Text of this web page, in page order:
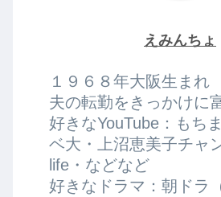
えみんちょ
１９６８年大阪生まれ
夫の転勤をきっかけに
好きなYouTube：もち
ベ大・上沼恵美子チャ
life・などなど
好きなドラマ：朝ドラ